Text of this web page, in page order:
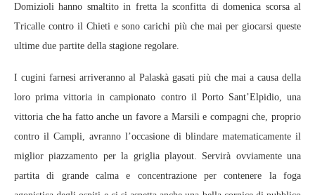
Domizioli hanno smaltito in fretta la sconfitta di domenica scorsa al
Tricalle contro il Chieti e sono carichi più che mai per giocarsi queste
ultime due partite della stagione regolare.
I cugini farnesi arriveranno al Palaskà gasati più che mai a causa della
loro prima vittoria in campionato contro il Porto Sant’Elpidio, una
vittoria che ha fatto anche un favore a Marsili e compagni che, proprio
contro il Campli, avranno l’occasione di blindare matematicamente il
miglior piazzamento per la griglia playout. Servirà ovviamente una
partita di grande calma e concentrazione per contenere la foga